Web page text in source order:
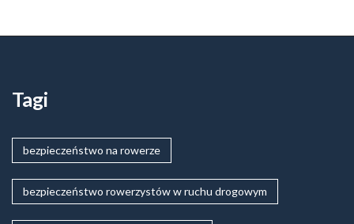
Tagi
bezpieczeństwo na rowerze
bezpieczeństwo rowerzystów w ruchu drogowym